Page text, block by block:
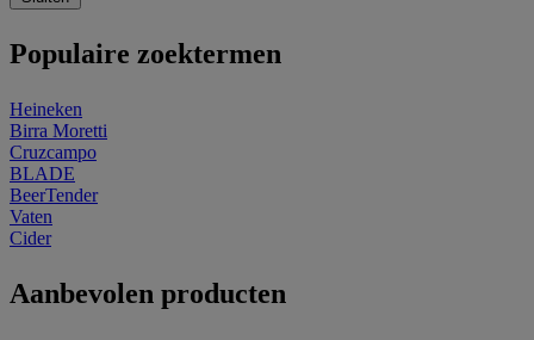
Populaire zoektermen
Heineken
Birra Moretti
Cruzcampo
BLADE
BeerTender
Vaten
Cider
Aanbevolen producten